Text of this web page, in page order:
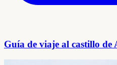
Guía de viaje al castillo de